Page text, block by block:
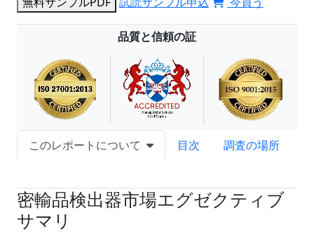
品質と信頼の証
このレポートについて 目次
調査の場所
密輸品検出器市場エグゼクティブ
サマリ